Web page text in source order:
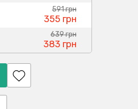
591 грн
355 грн
639 грн
383 грн